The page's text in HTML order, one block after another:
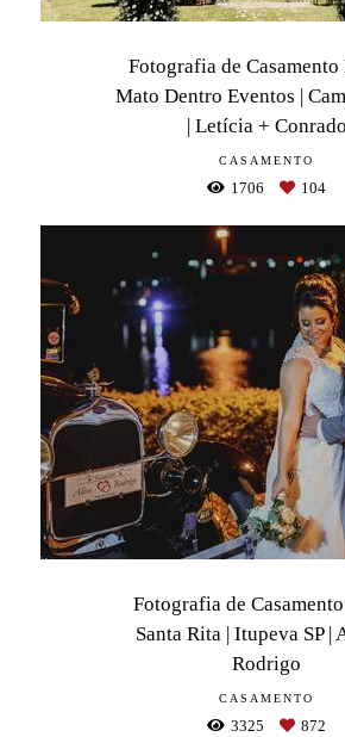
Fotografia de Casamento
Mato Dentro Eventos |
| Letícia + Conrado
CASAMENTO
1706 104
Fotografia de
Santa Rita | Itupeva SP |
Rodrigo
CASAMENTO
3325 872